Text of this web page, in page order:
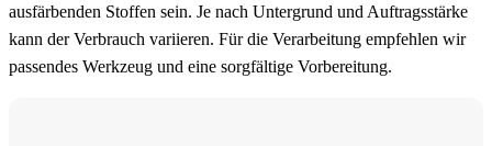
ausfärbenden Stoffen sein. Je nach Untergrund und Auftragsstärke
kann der Verbrauch variieren. Für die Verarbeitung empfehlen wir
passendes Werkzeug und eine sorgfältige Vorbereitung.